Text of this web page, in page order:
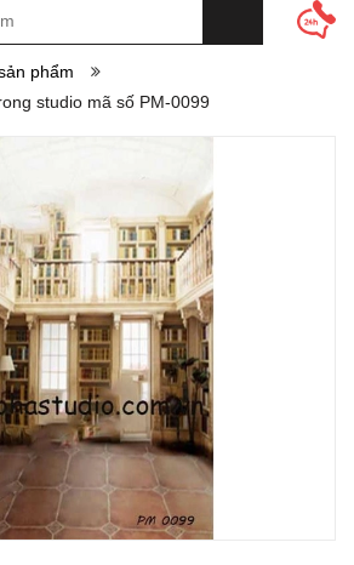
phẩm
studio mã số PM-0099